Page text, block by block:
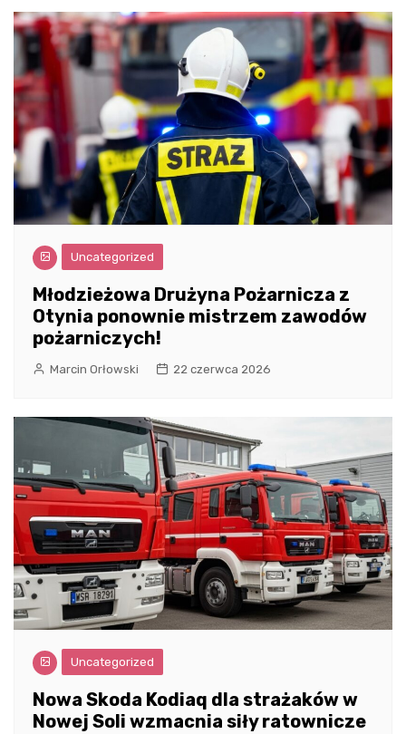
Uncategorized
Młodzieżowa Drużyna Pożarnicza z
Otynia ponownie mistrzem zawodów
pożarniczych!
Marcin Orłowski 22 czerwca 2026
Uncategorized
Nowa Skoda Kodiaq dla strażaków w
Nowej Soli wzmacnia siły ratownicze